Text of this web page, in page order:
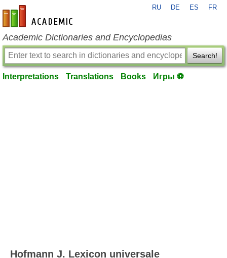
en-academic.com
RU DE ES FR
Academic Dictionaries and Encyclopedias
Search!
Interpretations Translations Books Игры ⚽
Hofmann J. Lexicon universale